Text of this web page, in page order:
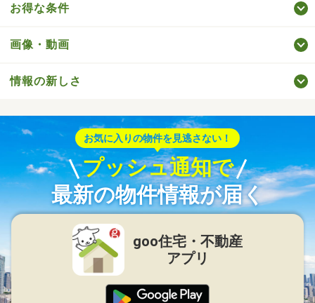
お得な条件
画像・動画
情報の新しさ
お気に入りの物件を見逃さない！
プッシュ通知で
最新の物件情報が届く
goo住宅・不動産
アプリ